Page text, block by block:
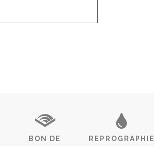
BON DE
REPROGRAPHIE